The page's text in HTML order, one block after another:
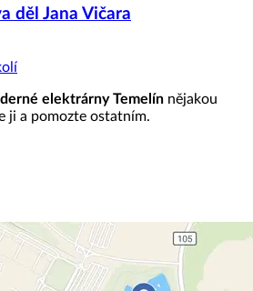
děl Jana Vičara
elektrárny Temelín nějakou
ji a pomozte ostatním.